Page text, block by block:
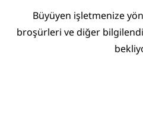
Büyüyen işletmenize
broşürleri ve diğer